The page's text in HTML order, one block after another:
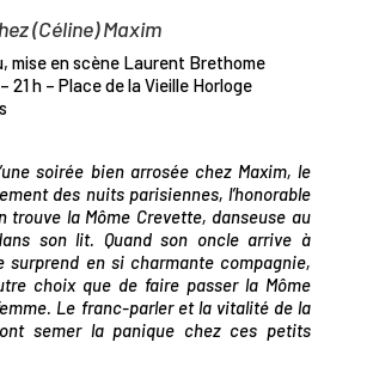
(Céline) Maxim
mise en scène Laurent Brethome
21 h – Place de la Vieille Horloge
soirée bien arrosée chez Maxim, le
des nuits parisiennes, l’honorable
trouve la Môme Crevette, danseuse au
son lit. Quand son oncle arrive à
surprend en si charmante compagnie,
choix que de faire passer la Môme
Le franc-parler et la vitalité de la
semer la panique chez ces petits